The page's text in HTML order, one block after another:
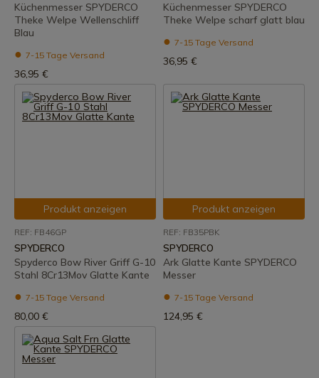
Küchenmesser SPYDERCO
Theke Welpe Wellenschliff
Blau
7-15 Tage Versand
36,95 €
Küchenmesser SPYDERCO
Theke Welpe scharf glatt blau
7-15 Tage Versand
36,95 €
Produkt anzeigen
REF: FB46GP
SPYDERCO
Spyderco Bow River Griff G-10
Stahl 8Cr13Mov Glatte Kante
7-15 Tage Versand
80,00 €
Produkt anzeigen
REF: FB35PBK
SPYDERCO
Ark Glatte Kante SPYDERCO
Messer
7-15 Tage Versand
124,95 €